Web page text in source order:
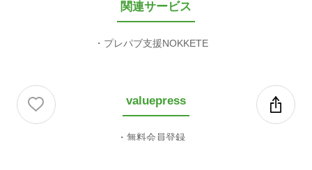
関連サービス
プレパブ支援NOKKETE
valuepress
無料会員登録